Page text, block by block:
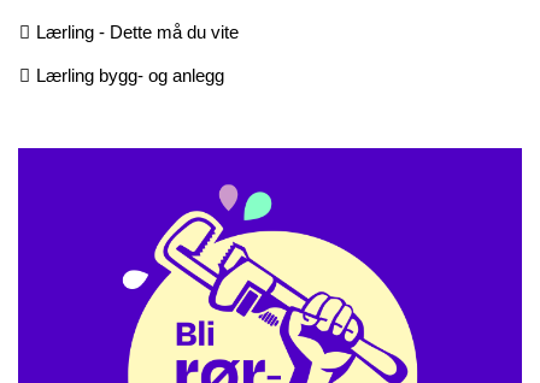
Lærling - Dette må du vite
Lærling bygg- og anlegg